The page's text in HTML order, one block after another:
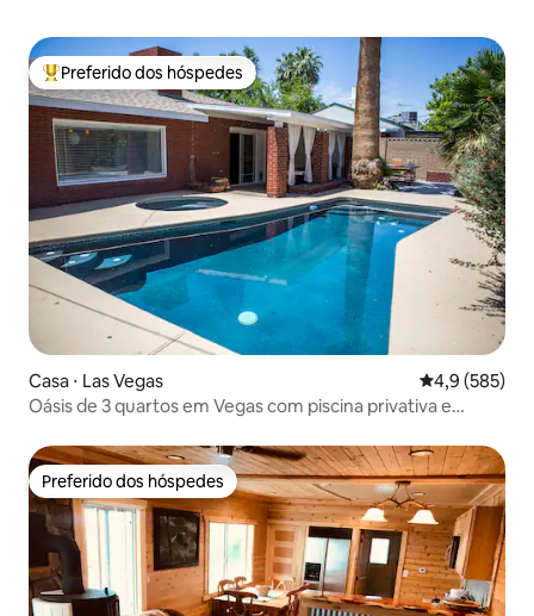
Entre os melhores preferidos dos hóspedes
Preferido dos hóspedes
Casa ⋅ Las Vegas 4,9 de uma
4,9 (585)
Oásis de 3 quartos em Vegas com piscina privativa e
Preferido dos hóspedes
Preferido dos hóspedes